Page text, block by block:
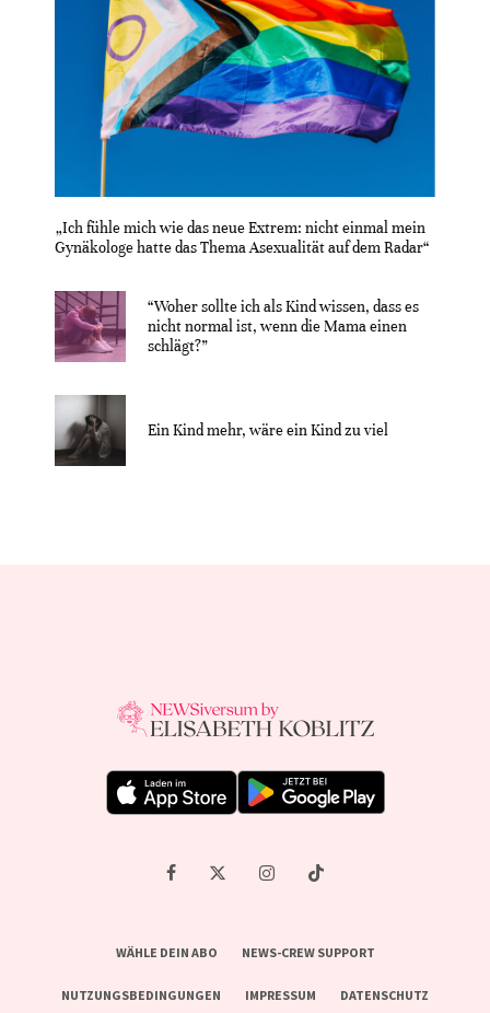
„Ich fühle mich wie das neue Extrem: nicht einmal mein
Gynäkologe hatte das Thema Asexualität auf dem Radar“
“Woher sollte ich als Kind wissen, dass es
nicht normal ist, wenn die Mama einen
schlägt?”
Ein Kind mehr, wäre ein Kind zu viel
WÄHLE DEIN ABO NEWS-CREW SUPPORT
NUTZUNGSBEDINGUNGEN IMPRESSUM DATENSCHUTZ